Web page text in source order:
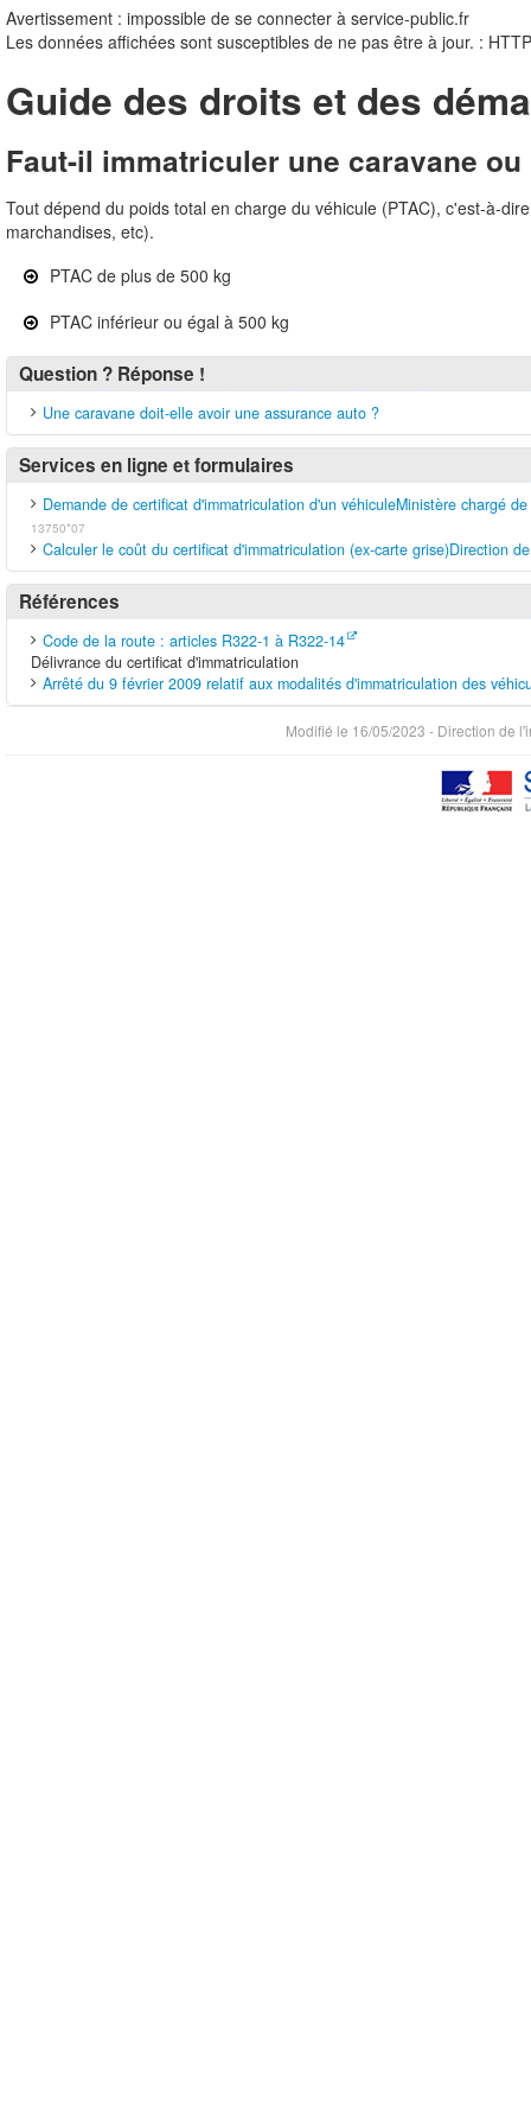
Avertissement : impossible de se connecter à service-public.fr
Les données affichées sont susceptibles de ne pas être à jour. :
Guide des droits et des
Faut-il immatriculer une caravane
Tout dépend du poids total en charge du véhicule (PTAC), c'est-à-
marchandises, etc).
PTAC de plus de 500 kg
démarches sont identiques à celles prévues pour les véhicules
plaque minéralogique reprenant le numéro d'immatriculation de
PTAC inférieur ou égal à 500 kg
Cas général
La caravane ou remorque n'a pas besoin d'une carte grise
du véhicule qui la tracte.
Remorque de moins de 500 kg fabriquée maison
La remorque n'a pas besoin d'une carte grise propre. Elle
véhicule qui la tracte.Si vous avez fabriqué une remorque de
l'homologation, vous devez contacter la Dreal dont vous
Direction régionale de l'environnement, de l'aménagement et
Attention : si vous habitez dans les départements 75, 77, 78,
régionale de réception de véhicules de la DRIEE Île-de-France.
Réception des véhicules pour les constructeurs,
Question ? Réponse !
Une caravane doit-elle avoir une assurance auto ?
Services en ligne et formulaires
Demande de certificat d'immatriculation d'un véhiculeMinistère chargé
13750*07
Calculer le coût du certificat d'immatriculation (ex-carte grise)Direction
Références
Code de la route : articles R322-1 à R322-14
Délivrance du certificat d'immatriculation
Arrêté du 9 février 2009 relatif aux modalités d'immatriculation des
Modifié le 16/05/2023 - Direction de